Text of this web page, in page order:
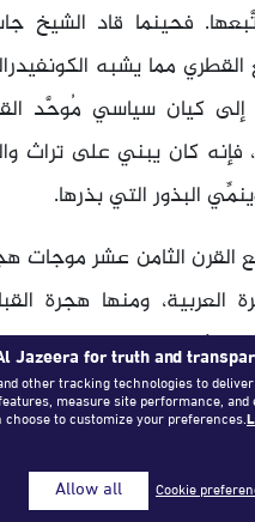
فحينما قاد الشيخ
القطري مما يشبه
إلى كيان سياسي مُوحَّد
فإنه كان يبني على تراث
البذور التي بذرها.
الثامن عشر موجات
العربية، ومنها هجرة
شبه جزيرة قطر. ومن
أن هذه القبائل انتقلت من
في الصحراء إلى حياة
بكل ما يحمله ذلك
Jazeera for truth and
other tracking technologies to
measure site performance,
choose to customize your preferences.
Cookie
Allow all